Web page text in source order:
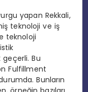
yapan Rekkali,
teknoloji ve iş
teknoloji
geçerli. Bu
Fulfillment
Bunların